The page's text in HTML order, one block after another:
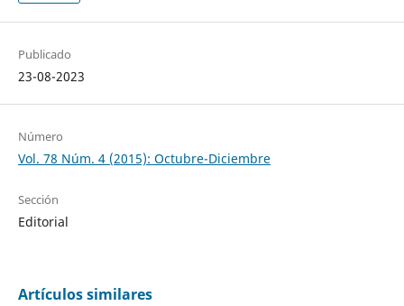
Publicado
23-08-2023
Número
Vol. 78 Núm. 4 (2015): Octubre-Diciembre
Sección
Editorial
Artículos similares